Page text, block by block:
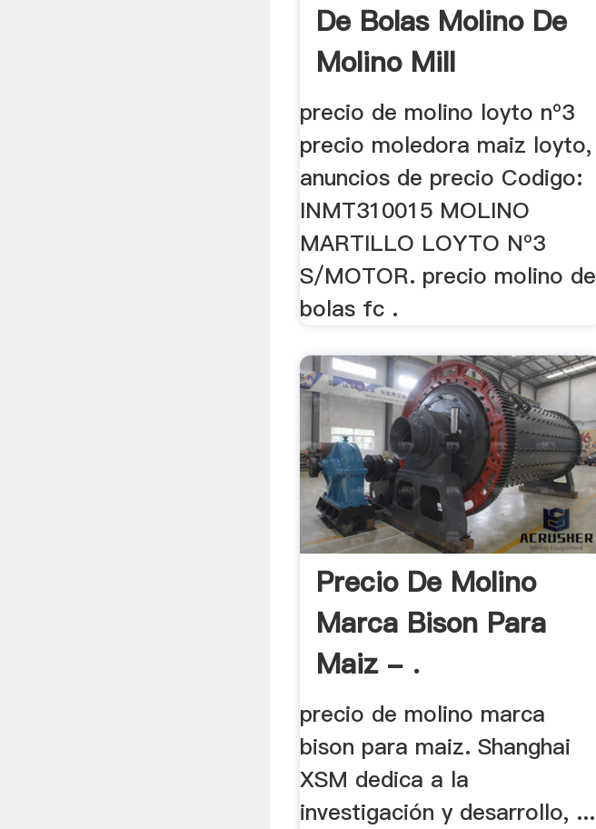
De Bolas Molino De
Molino Mill
precio de molino loyto nº3
precio moledora maiz loyto,
anuncios de precio Codigo:
INMT310015 MOLINO
MARTILLO LOYTO Nº3
S/MOTOR. precio molino de
bolas fc .
Precio De Molino
Marca Bison Para
Maiz - .
precio de molino marca
bison para maiz. Shanghai
XSM dedica a la
investigación y desarrollo, ...